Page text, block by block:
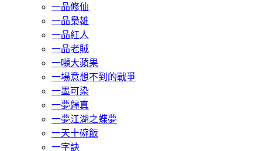
一品修仙
一品梟雄
一品紅人
一品老賊
一噸大蘋果
一場意想不到的戰爭
一墨可染
一夢歸真
一夢江湖之蝶夢
一天十碗飯
一字訣